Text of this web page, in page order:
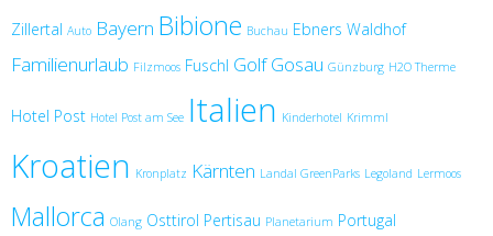
Zillertal Auto Bayern Bibione Buchau Ebners Waldhof
Familienurlaub Filzmoos Fuschl Golf Gosau Günzburg H2O Therme
Hotel Post Hotel Post am See Italien Kinderhotel Krimml
Kroatien Kronplatz Kärnten Landal GreenParks Legoland Lermoos
Mallorca Olang Osttirol Pertisau Planetarium Portugal